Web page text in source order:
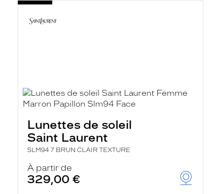
Lunettes de soleil
Saint Laurent
SLM94 7 BRUN CLAIR TEXTURE
À partir de
329,00 €